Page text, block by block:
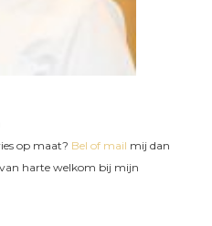
op maat? Bel of mail mij dan
harte welkom bij mijn